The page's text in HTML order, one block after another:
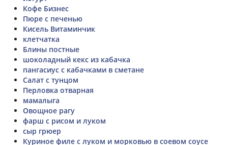
Кофе Бизнес
Пюре с печенью
Кисель Витаминчик
клетчатка
Блины постные
шоколадный кекс из кабачка
пангасиус с кабачками в сметане
Салат с тунцом
Перловка отварная
мамалыга
Овощное рагу
фарш с рисом и луком
сыр грюер
Куриное филе с луком и морковью в соевом соусе